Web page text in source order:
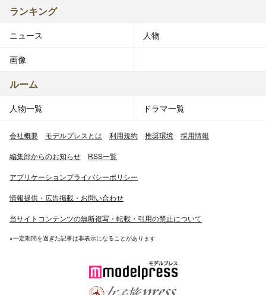
ランキング
ニュース 人物
画像
ルーム
人物一覧 ドラマ一覧
会社概要 モデルプレスとは 利用規約 推奨環境 採用情報
編集部からのお知らせ RSS一覧
アプリケーションプライバシーポリシー
情報提供・広告掲載・お問い合わせ
当サイトコンテンツの無断複写・転載・引用の禁止について
※一定期間を過ぎた記事は非表示になることがあります